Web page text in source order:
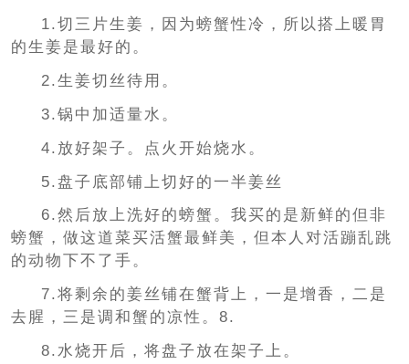
1.切三片生姜，因为螃蟹性冷，所以搭上暖胃
的生姜是最好的。
2.生姜切丝待用。
3.锅中加适量水。
4.放好架子。点火开始烧水。
5.盘子底部铺上切好的一半姜丝
6.然后放上洗好的螃蟹。我买的是新鲜的但非
螃蟹，做这道菜买活蟹最鲜美，但本人对活蹦乱跳
的动物下不了手。
7.将剩余的姜丝铺在蟹背上，一是增香，二是
去腥，三是调和蟹的凉性。8.
8.水烧开后，将盘子放在架子上。